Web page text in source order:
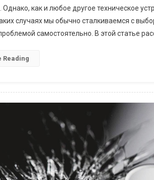
Однако, как и любое другое техническое
случаях мы обычно сталкиваемся с
самостоятельно. В этой статье
Reading